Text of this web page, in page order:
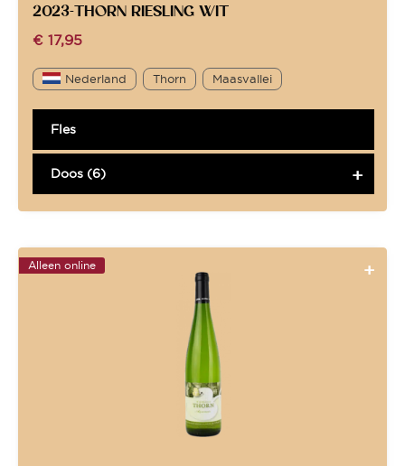
2023-THORN RIESLING WIT
€ 17,95
Nederland Thorn Maasvallei
Fles
Doos (6)
Alleen online